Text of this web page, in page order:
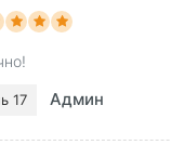
17 Админ